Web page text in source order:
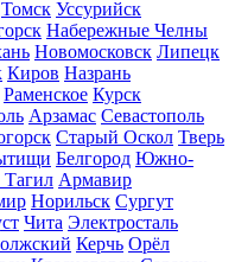
Томск Уссурийск
Набережные Челны
Новомосковск Липецк
Киров Назрань
Раменское Курск
Арзамас Севастополь
Старый Оскол Тверь
Белгород Южно-
Армавир
Норильск Сургут
Чита Электросталь
Керчь Орёл